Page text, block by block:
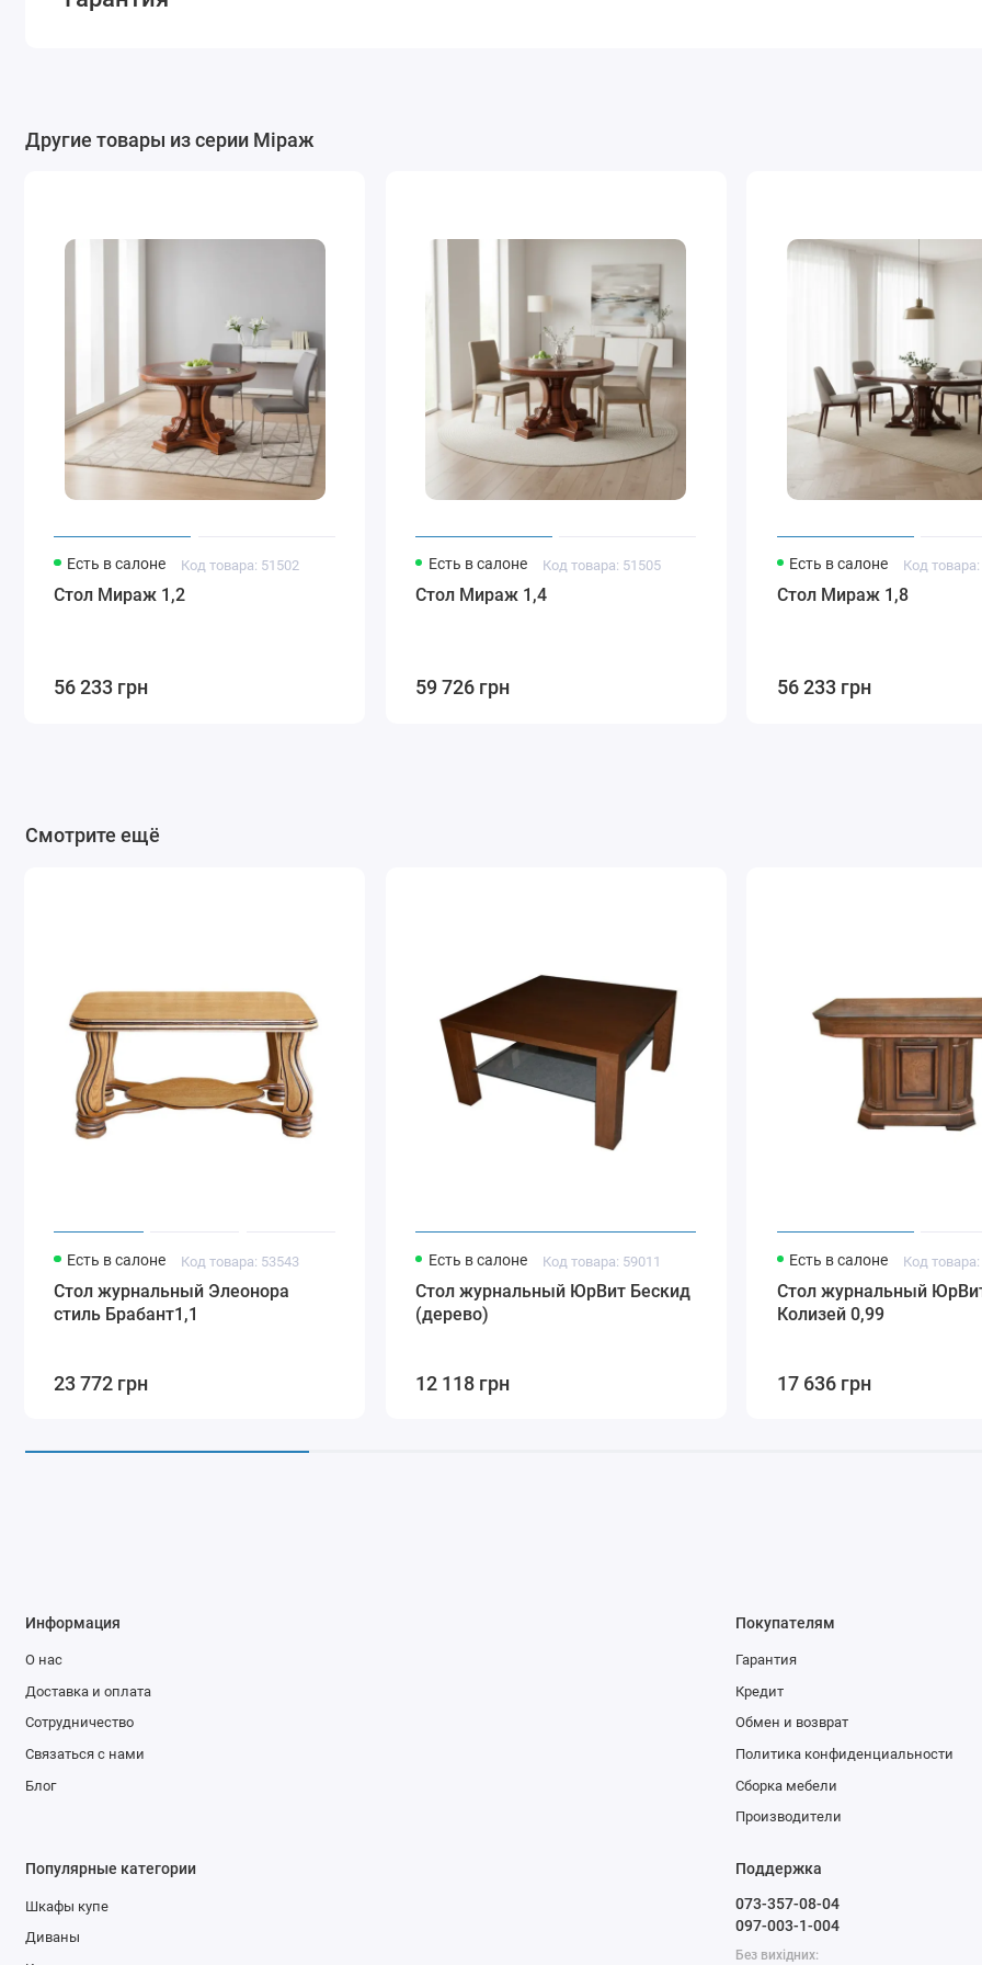
Другие товары из серии Міраж
Есть в салоне Код товара: 51502
Стол Мираж 1,2
56 233 грн
Есть в салоне Код товара: 51505
Стол Мираж 1,4
59 726 грн
Есть в салоне Код
Стол Мираж 1,8
56 233 грн
Смотрите ещё
Есть в салоне Код товара: 53543
Стол журнальный Элеонора
стиль Брабант1,1
23 772 грн
Есть в салоне Код товара: 59011
Стол журнальный ЮрВит Бескид
(дерево)
12 118 грн
Есть в салоне Код
Стол журнальный
Колизей 0,99
17 636 грн
Информация
О нас
Доставка и оплата
Сотрудничество
Связаться с нами
Блог
Покупателям
Гарантия
Кредит
Обмен и возврат
Политика конфиденциальности
Сборка мебели
Производители
Популярные категории
Шкафы купе
Диваны
Поддержка
073-357-08-04
097-003-1-004
Без вихідних: